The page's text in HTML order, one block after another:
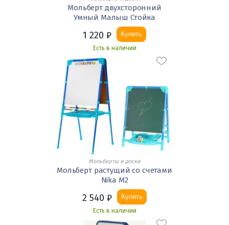
Мольберт двухсторонний
Умный Малыш Стойка
1 220 ₽ Купить
Есть в наличии
Мольберты и доски
Мольберт растущий со счетами
Nika М2
2 540 ₽ Купить
Есть в наличии